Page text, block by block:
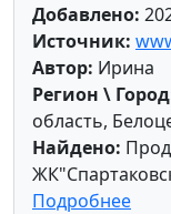
Добавлено:
Источник:
Автор: Ирина
Регион \
область,
Найдено:
Подробнее